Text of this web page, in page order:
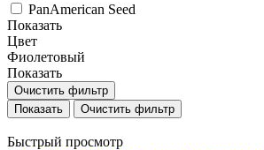
PanAmerican Seed
Показать
Цвет
Фиолетовый
Показать
Очистить фильтр
Очистить фильтр
Быстрый просмотр